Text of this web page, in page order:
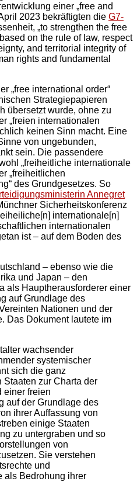
einer „free and
2023 bekräftigten die G7-
„to strengthen the free
on the rule of law, respect
and territorial integrity of
rights and fundamental
„free international order“
Strategiepapieren
übersetzt wurde, ohne zu
„freien internationalen
keinen Sinn macht. Eine
von ungebunden,
sein. Die passendere
„freiheitliche internationale
„freiheitlichen
des Grundgesetzes. So
Annegret
Sicherheitskonferenz
internationale[n]
internationalen
ist – auf dem Boden des
– ebenso wie die
und Japan – den
als Hauptherausforderer einer
auf Grundlage des
Nationen und der
Das Dokument lautete im
wachsender
systemischer
sich die ganz
zur Charta der
einer freien
auf der Grundlage des
ihrer Auffassung von
einige Staaten
zu untergraben und so
von
Sie verstehen
und
als Bedrohung ihrer